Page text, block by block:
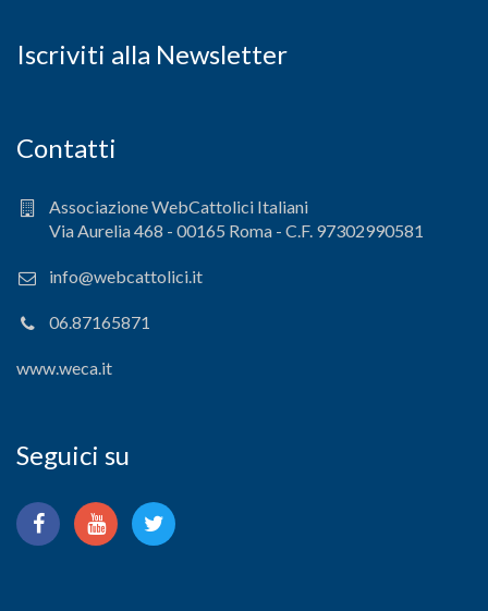
Iscriviti alla Newsletter
Contatti
Associazione WebCattolici Italiani
Via Aurelia 468 - 00165 Roma - C.F. 97302990581
info@webcattolici.it
06.87165871
www.weca.it
Seguici su